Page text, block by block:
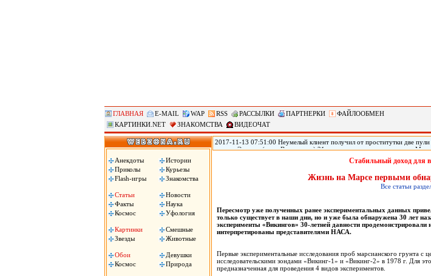
ГЛАВНАЯ E-MAIL WAP RSS РАССЫЛКИ ПАРТНЕРКИ
ФАЙЛООБМЕН
КАРТИНКИ.NET
ЗНАКОМСТВА ВИДЕОЧАТ
Анекдоты
Истории
Приколы
Курьезы
Flash-игры
Знакомства
Статьи
Новости
Факты
Наука
Космос
Уфология
Картинки
Смешные
Звезды
Животные
Обои
Девушки
Космос
Природа
2017-11-13 07:51:00 Неумелый клиент получил от проститутки две
городе Эверетт (штат Вашингтон) 21-летняя проститутка по имени
голову из-за того, что ей не понравился оральный секс с ним.
Пули застряли у него в голове, он не может говорить.Стабильный доход для
Жизнь на Марсе первыми
Все статьи
Пересмотр уже полученных ранее экспериментальных данных
только существует в наши дни, но и уже была обнаружена 30 лет
эксперименты «Викингов» 30-летней давности
интерпретированы представителями НАСА.
Первые экспериментальные исследования проб марсианского грунта с
исследовательскими зондами «Викинг-1» и «Викинг-2» в 1978 г. Для
предназначенная для проведения 4 видов экспериментов.